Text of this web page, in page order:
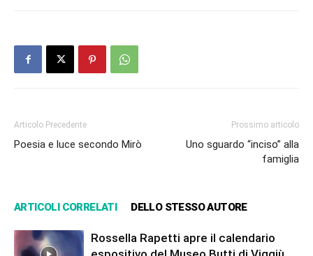
Articolo Precedente
Poesia e luce secondo Mirò
Prossimo articolo
Uno sguardo “inciso” alla
famiglia
ARTICOLI CORRELATI DELLO STESSO AUTORE
Rossella Rapetti apre il calendario